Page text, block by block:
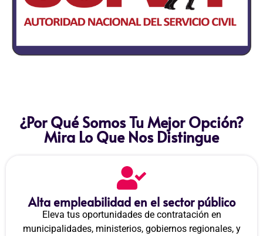
¿Por Qué Somos Tu Mejor Opción?
Mira Lo Que Nos Distingue
Alta empleabilidad en el sector público
Eleva tus oportunidades de contratación en
municipalidades, ministerios, gobiernos regionales, y